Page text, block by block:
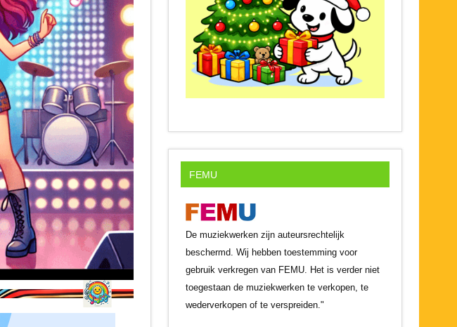
FEMU
De muziekwerken zijn auteursrechtelijk
beschermd. Wij hebben toestemming voor
gebruik verkregen van FEMU. Het is verder niet
toegestaan de muziekwerken te verkopen, te
wederverkopen of te verspreiden."